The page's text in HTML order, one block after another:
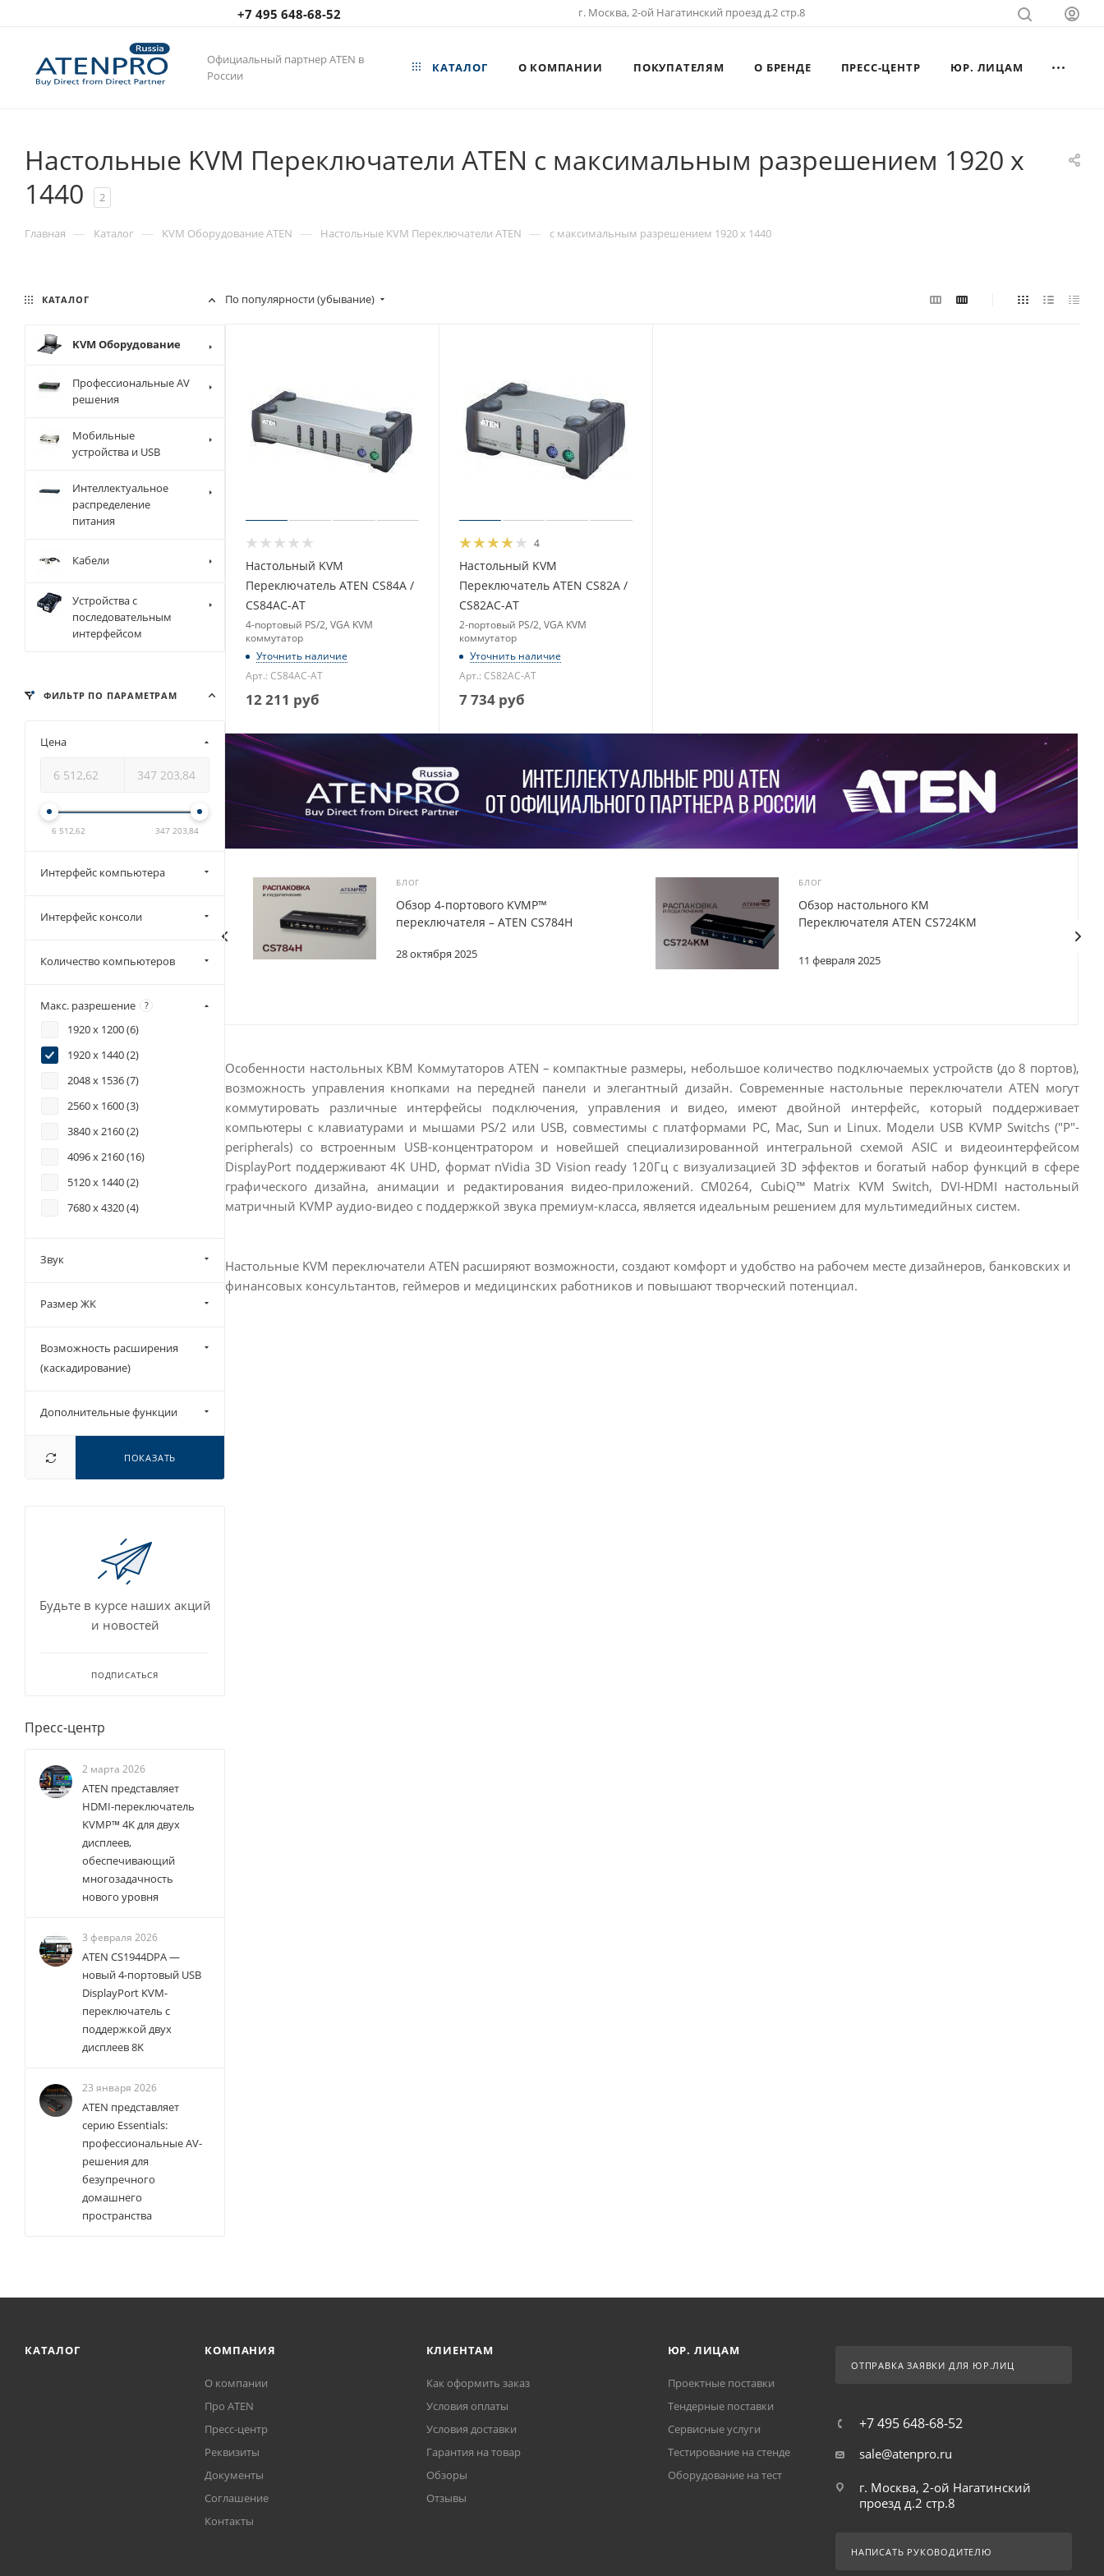
+7 495 648-68-52 г. Москва, 2-ой Нагатинский проезд д.2 стр.8
Официальный партнер ATEN в
России
КАТАЛОГ О КОМПАНИИ ПОКУПАТЕЛЯМ О БРЕНДЕ ПРЕСС-ЦЕНТР ЮР. ЛИЦАМ
Настольные KVM Переключатели ATEN с максимальным разрешением 1920 x
1440
2
Главная — Каталог — KVM Оборудование ATEN — Настольные KVM Переключатели ATEN — с максимальным разрешением 1920 x 1440
По популярности (убывание)
Настольный KVM
Переключатель ATEN CS84A /
CS84AC-AT
4-портовый PS/2, VGA KVM
коммутатор
Уточнить наличие
Арт.: CS84AC-AT
12 211 руб
4
Настольный KVM
Переключатель ATEN CS82A /
CS82AC-AT
2-портовый PS/2, VGA KVM
коммутатор
Уточнить наличие
Арт.: CS82AC-AT
7 734руб
БЛОГ
28 октября 2025
Обзор 4-портового KVMP™
переключателя – ATEN CS784H
БЛОГ
11 февраля 2025
Обзор настольного KM
Переключателя ATEN CS724KM
Особенности настольных КВМ Коммутаторов ATEN – компактные размеры, небольшое количество подключаемых устройств (до 8 портов),
возможность управления кнопками на передней панели и элегантный дизайн. Современные настольные переключатели ATEN могут
коммутировать различные интерфейсы подключения, управления и видео, имеют двойной интерфейс, который поддерживает
компьютеры с клавиатурами и мышами PS/2 или USB, совместимы с платформами PC, Mac, Sun и Linux. Модели USB KVMP Switchs ("P"-
peripherals) со встроенным USB-концентратором и новейшей специализированной интегральной схемой ASIC и видеоинтерфейсом
DisplayPort поддерживают 4K UHD, формат nVidia 3D Vision ready 120Гц с визуализацией 3D эффектов и богатый набор функций в сфере
графического дизайна, анимации и редактирования видео-приложений. CM0264, CubiQ™ Matrix KVM Switch, DVI-HDMI настольный
матричный KVMP аудио-видео с поддержкой звука премиум-класса, является идеальным решением для мультимедийных систем.
Настольные KVM переключатели ATEN расширяют возможности, создают комфорт и удобство на рабочем месте дизайнеров, банковских и
финансовых консультантов, геймеров и медицинских работников и повышают творческий потенциал.
КАТАЛОГ
KVM Оборудование
Профессиональные AV
решения
Мобильные
устройства и USB
Интеллектуальное
распределение
питания
Кабели
Устройства с
последовательным
интерфейсом
ФИЛЬТР ПО ПАРАМЕТРАМ
Цена
6 512,62 347 203,84
Интерфейс компьютера
Интерфейс консоли
Количество компьютеров
Макс. разрешение ?
1920 x 1200 (6)
1920 x 1440 (2)
2048 x 1536 (7)
2560 x 1600 (3)
3840 x 2160 (2)
4096 x 2160 (16)
5120 x 1440 (2)
7680 x 4320 (4)
Звук
Размер ЖК
Возможность расширения
(каскадирование)
Дополнительные функции
ПОКАЗАТЬ
Будьте в курсе наших акций
и новостей
ПОДПИСАТЬСЯ
Пресс-центр
2 марта 2026
ATEN представляет
HDMI-переключатель
KVMP™ 4K для двух
дисплеев,
обеспечивающий
многозадачность
нового уровня
3 февраля 2026
ATEN CS1944DPA —
новый 4-портовый USB
DisplayPort KVM-
переключатель с
поддержкой двух
дисплеев 8K
23 января 2026
ATEN представляет
серию Essentials:
профессиональные AV-
решения для
безупречного
домашнего
пространства
КАТАЛОГ КОМПАНИЯ
О компании
Про ATEN
Пресс-центр
Реквизиты
Документы
Соглашение
Контакты
КЛИЕНТАМ
Как оформить заказ
Условия оплаты
Условия доставки
Гарантия на товар
Обзоры
Отзывы
ЮР. ЛИЦАМ
Проектные поставки
Тендерные поставки
Сервисные услуги
Тестирование на стенде
Оборудование на тест
ОТПРАВКА ЗАЯВКИ ДЛЯ ЮР.ЛИЦ
+7 495 648-68-52
sale@atenpro.ru
г. Москва, 2-ой Нагатинский
проезд д.2 стр.8
НАПИСАТЬ РУКОВОДИТЕЛЮ